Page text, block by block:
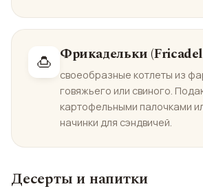
🍮 Фрикадельки
своеобразные котлеты из
говяжьего или свиного.
картофельными палочками
начинки для сэндвичей.
Десерты и напитки